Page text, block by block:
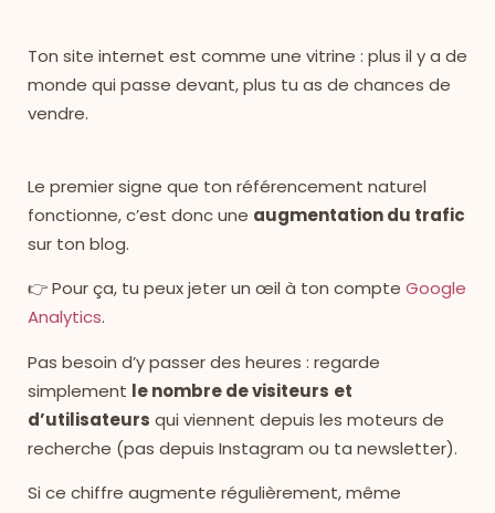
Ton site internet est comme une vitrine : plus il y a de
monde qui passe devant, plus tu as de chances de
vendre.
Le premier signe que ton référencement naturel
fonctionne, c’est donc une augmentation du trafic
sur ton blog.
👉 Pour ça, tu peux jeter un œil à ton compte Google
Analytics.
Pas besoin d’y passer des heures : regarde
simplement le nombre de visiteurs et
d’utilisateurs qui viennent depuis les moteurs de
recherche (pas depuis Instagram ou ta newsletter).
Si ce chiffre augmente régulièrement, même